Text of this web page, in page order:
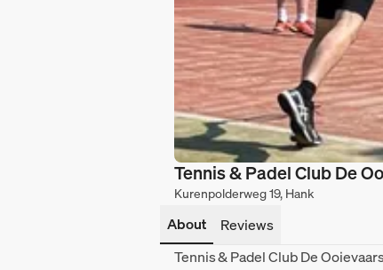
Tennis & Padel Club De
Kurenpolderweg 19, Hank
About
Reviews
Tennis & Padel Club De